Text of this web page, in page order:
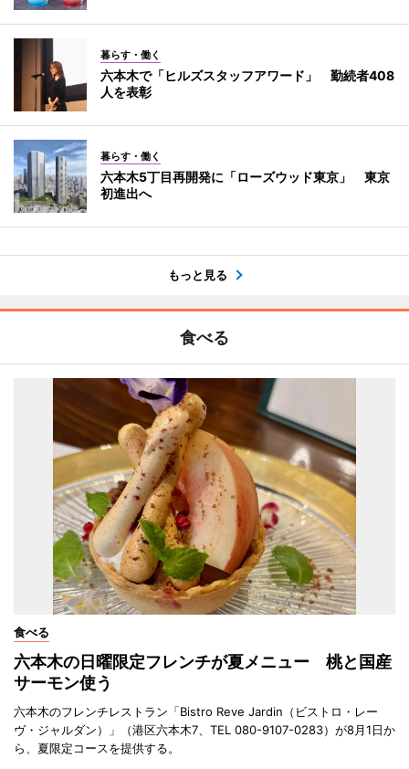
暮らす・働く
六本木で「ヒルズスタッフアワード」 勤続者408
人を表彰
暮らす・働く
六本木5丁目再開発に「ローズウッド東京」 東京
初進出へ
もっと見る
食べる
食べる
六本木の日曜限定フレンチが夏メニュー 桃と国産
サーモン使う
六本木のフレンチレストラン「Bistro Reve Jardin（ビストロ・レー
ヴ・ジャルダン）」（港区六本木7、TEL 080-9107-0283）が8月1日か
ら、夏限定コースを提供する。